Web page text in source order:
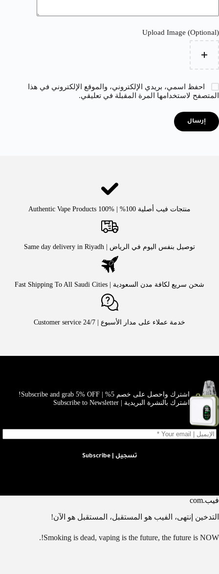
Upload Image (Optional)
احفظ اسمي، بريدي الإلكتروني، والموقع الإلكتروني في هذا
المتصفح لاستخدامها المرة المقبلة في تعليقي.
إرسال
منتجات فيب أصلية 100% | Authentic Vape Products 100%
توصيل بنفس اليوم في الرياض | Same day delivery in Riyadh
شحن سريع لكافة مدن السعودية | Fast Shipping To All Saudi Cities
خدمة عملاء على مدار الأسبوع | Customer service 24/7
اشترك واحصل على خصم 5% | Subscribe and grab 5% OFF!
اشترك بالنشرة البريدية | Subscribe to Newsletter
تسجيل | Subscribe
فيب.com
التدخين إنتهى، الفيب هو المستقبل، المستقبل هو الآن!
Smoking is dead, vaping is the future, the future is NOW!.